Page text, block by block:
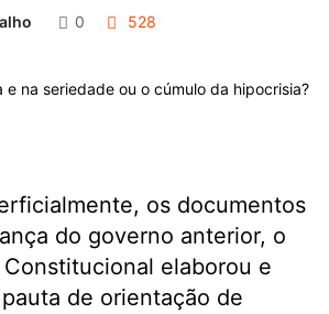
0 528
os documentos
do governo anterior, o
elaborou e
de orientação de